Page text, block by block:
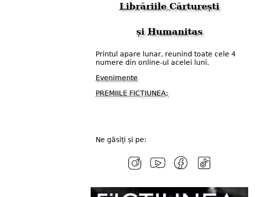
Librăriile Cărturești
șiHumanitas
Printul apare lunar, reunind toate cele 4
numere din online-ul acelei luni.
Evenimente
PREMIILE FICȚIUNEA;
Ne găsiți și pe: